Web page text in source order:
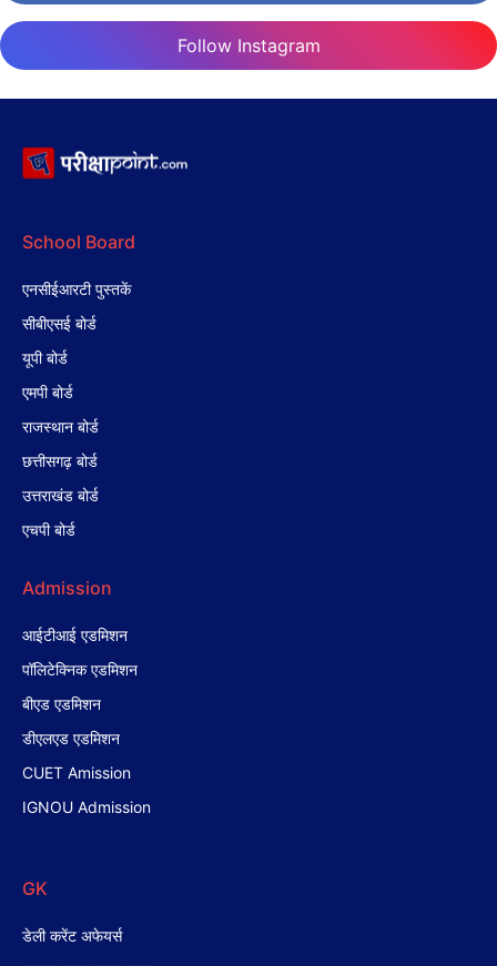
Follow Instagram
School Board
एनसीईआरटी पुस्तकें
सीबीएसई बोर्ड
यूपी बोर्ड
एमपी बोर्ड
राजस्थान बोर्ड
छत्तीसगढ़ बोर्ड
उत्तराखंड बोर्ड
एचपी बोर्ड
Admission
आईटीआई एडमिशन
पॉलिटेक्निक एडमिशन
बीएड एडमिशन
डीएलएड एडमिशन
CUET Amission
IGNOU Admission
GK
डेली करेंट अफेयर्स